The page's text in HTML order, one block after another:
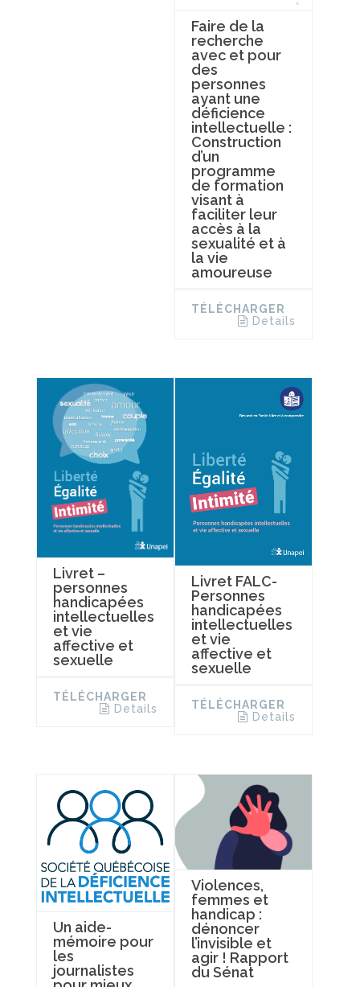
Faire de la
recherche
avec et pour
des
personnes
ayant une
déficience
intellectuelle :
Construction
d’un
programme
de formation
visant à
faciliter leur
accès à la
sexualité et à
la vie
amoureuse
TÉLÉCHARGER
Details
Livret –
personnes
handicapées
intellectuelles
et vie
affective et
sexuelle
TÉLÉCHARGER
Details
Livret FALC-
Personnes
handicapées
intellectuelles
et vie
affective et
sexuelle
TÉLÉCHARGER
Details
Un aide-
mémoire pour
les
journalistes
Violences,
femmes et
handicap :
dénoncer
l’invisible et
agir ! Rapport
du Sénat